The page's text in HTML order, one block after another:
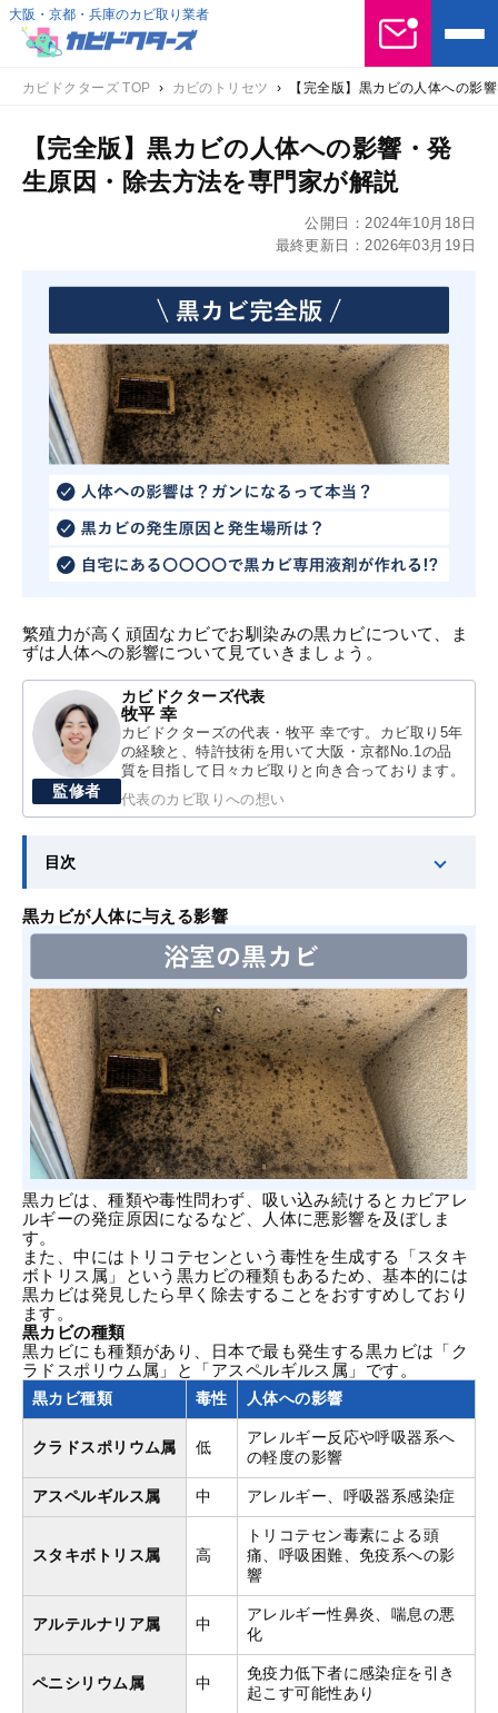
大阪・京都・兵庫のカビ取り業者
カビドクターズ TOP › カビのトリセツ › 【完全版】黒カビの人体への影
【完全版】黒カビの人体への影響・発
生原因・除去方法を専門家が解説
公開日：2024年10月18日
最終更新日：2026年03月19日
繁殖力が高く頑固なカビでお馴染みの黒カビについて、ま
ずは人体への影響について見ていきましょう。
監修者
カビドクターズ代表
牧平 幸
カビドクターズの代表・牧平 幸です。カビ取り5年
の経験と、特許技術を用いて大阪・京都No.1の品
質を目指して日々カビ取りと向き合っております。
代表のカビ取りへの想い
目次
黒カビが人体に与える影響
黒カビは、種類や毒性問わず、吸い込み続けると カビアレ
ルギーの発症原因になるなど、人体に悪影響を及ぼしま
す。
また、中にはトリコテセンという毒性を生成する「スタキ
ボトリス属」という黒カビの種類もあるため、基本的には
黒カビは発見したら早く除去することをおすすめしており
ます。
黒カビの種類
黒カビにも種類があり、日本で最も発生する黒カビは「ク
ラドスポリウム属」と「アスペルギルス属」です。
黒カビ種類 毒性 人体への影響
クラドスポリウム属 低
アレルギー反応や呼吸器系へ
の軽度の影響
アスペルギルス属 中 アレルギー、呼吸器系感染症
スタキボトリス属 高
トリコテセン毒素による頭
痛、呼吸困難、免疫系への影
響
アルテルナリア属 中
アレルギー性鼻炎、喘息の悪
化
ペニシリウム属 中
免疫力低下者に感染症を引き
起こす可能性あり